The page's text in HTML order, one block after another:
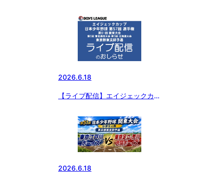
権・第51回 関東大会・第5回 東
北選抜大会・第5回 北海道大会
東京都東支部予選
2026.6.18
【ライブ配信】エイジェックカッ
権・第51回 関東大会・第5回 東
北選抜大会・第5回 北海道大会
東京都東支部予選
2026.6.18